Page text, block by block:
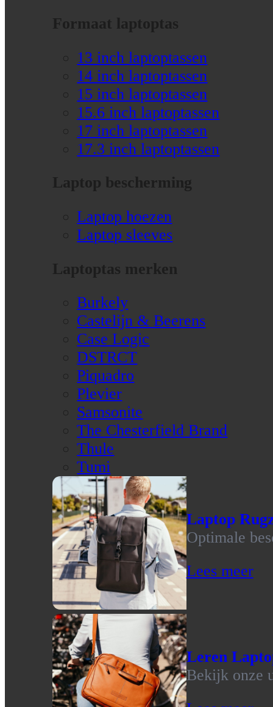
Formaat laptoptas
13 inch laptoptassen
14 inch laptoptassen
15 inch laptoptassen
15.6 inch laptoptassen
17 inch laptoptassen
17.3 inch laptoptassen
Laptop bescherming
Laptop hoezen
Laptop sleeves
Laptoptas merken
Burkely
Castelijn & Beerens
Case Logic
DSTRCT
Piquadro
Plevier
Samsonite
The Chesterfield Brand
Thule
Tumi
Laptop
Optimale
Lees meer
Leren
Bekijk onze